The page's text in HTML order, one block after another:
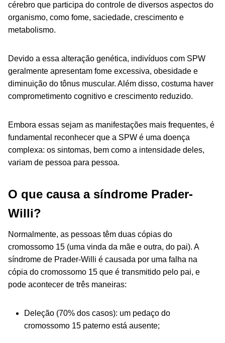
cérebro que participa do controle de diversos aspectos do
organismo, como fome, saciedade, crescimento e
metabolismo.
Devido a essa alteração genética, indivíduos com SPW
geralmente apresentam fome excessiva, obesidade e
diminuição do tônus muscular. Além disso, costuma haver
comprometimento cognitivo e crescimento reduzido.
Embora essas sejam as manifestações mais frequentes, é
fundamental reconhecer que a SPW é uma doença
complexa: os sintomas, bem como a intensidade deles,
variam de pessoa para pessoa.
O que causa a síndrome Prader-
Willi?
Normalmente, as pessoas têm duas cópias do
cromossomo 15 (uma vinda da mãe e outra, do pai). A
síndrome de Prader-Willi é causada por uma falha na
cópia do cromossomo 15 que é transmitido pelo pai, e
pode acontecer de três maneiras:
Deleção (70% dos casos): um pedaço do
cromossomo 15 paterno está ausente;